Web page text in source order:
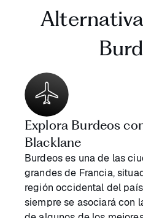
Explora Burdeos
Blacklane
Burdeos es una de las
grandes de Francia,
región occidental del
siempre se asociará con